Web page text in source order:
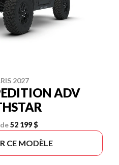
2027
ADV
52 199 $
CE MODÈLE